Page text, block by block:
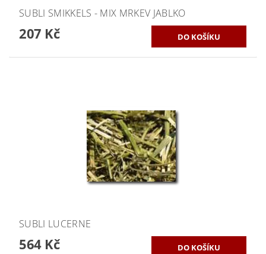
SUBLI SMIKKELS - MIX MRKEV JABLKO
207 Kč
SUBLI LUCERNE
564 Kč